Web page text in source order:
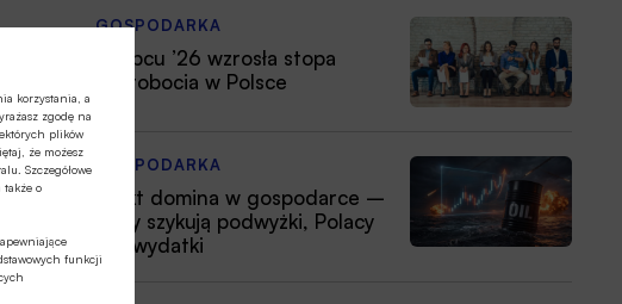
korzystania, a
zgodę na
plików
że możesz
Szczegółowe
także o
funkcji
GOSPODARKA
W lipcu ’26 wzrosła stopa
bezrobocia w Polsce
GOSPODARKA
Efekt domina w gospodarce –
firmy szykują podwyżki, Polacy
tną wydatki